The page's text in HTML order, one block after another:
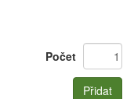
Počet
Přidat